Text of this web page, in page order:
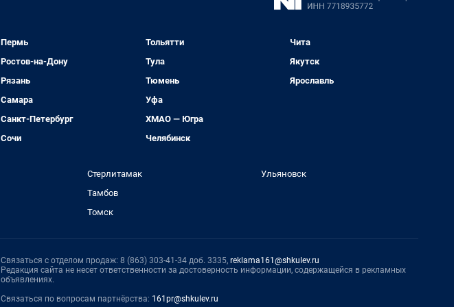
Пермь
Ростов-на-Дону
Рязань
Самара
Санкт-Петербург
Сочи
Тольятти
Тула
Тюмень
Уфа
ХМАО — Югра
Челябинск
Чита
Якутск
Ярославль
Стерлитамак
Тамбов
Томск
Ульяновск
Связаться с отделом продаж: 8 (863) 303-41-34 доб. 3335, reklama161@shkulev.ru
Редакция сайта не несет ответственности за достоверность информации, содержащейся в рекламных
объявлениях.
Связаться по вопросам партнёрства: 161pr@shkulev.ru